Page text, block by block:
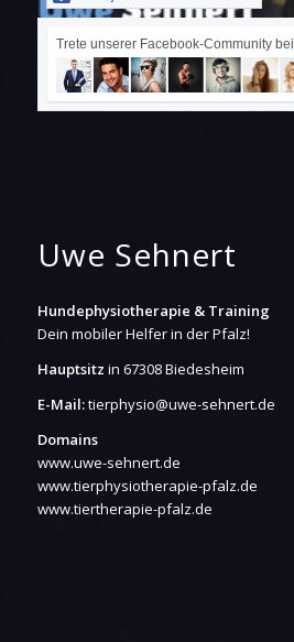
Trete unserer Facebook-Community bei
Uwe Sehnert
Hundephysiotherapie & Training
Dein mobiler Helfer in der Pfalz!
Hauptsitz in 67308 Biedesheim
E-Mail:tierphysio@uwe-sehnert.de
Domains
www.uwe-sehnert.de
www.tierphysiotherapie-pfalz.de
www.tiertherapie-pfalz.de